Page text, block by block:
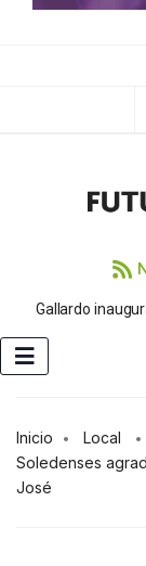
Gallardo
Inicio
Local
Soledenses
José